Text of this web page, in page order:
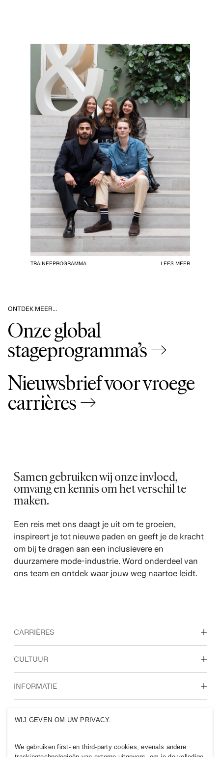
TRAINEEPROGRAMMA LEES MEER
ONTDEK MEER…
Onze global
stageprogramma’s →
Nieuwsbrief voor vroege
carrières →
Samen gebruiken wij onze invloed,
omvang en kennis om het verschil te
maken.
Een reis met ons daagt je uit om te groeien,
inspireert je tot nieuwe paden en geeft je de kracht
om bij te dragen aan een inclusievere en
duurzamere mode-industrie. Word onderdeel van
ons team en ontdek waar jouw weg naartoe leidt.
CARRIÈRES
Ontdek onze vakgebieden
CULTUUR
Onze cultuur & voordelen
INFORMATIE
Duurzaamheid
WIJ GEVEN OM UW PRIVACY.
We gebruiken first- en third-party cookies, evenals andere